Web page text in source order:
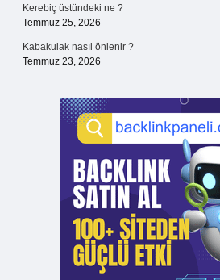
Kerebiç üstündeki ne ?
Temmuz 25, 2026
Kabakulak nasıl önlenir ?
Temmuz 23, 2026